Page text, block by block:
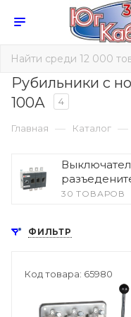
Рубильники с
100А
4
Главная — Каталог —
30 ТОВАРОВ
ФИЛЬТР
Код товара: 65980